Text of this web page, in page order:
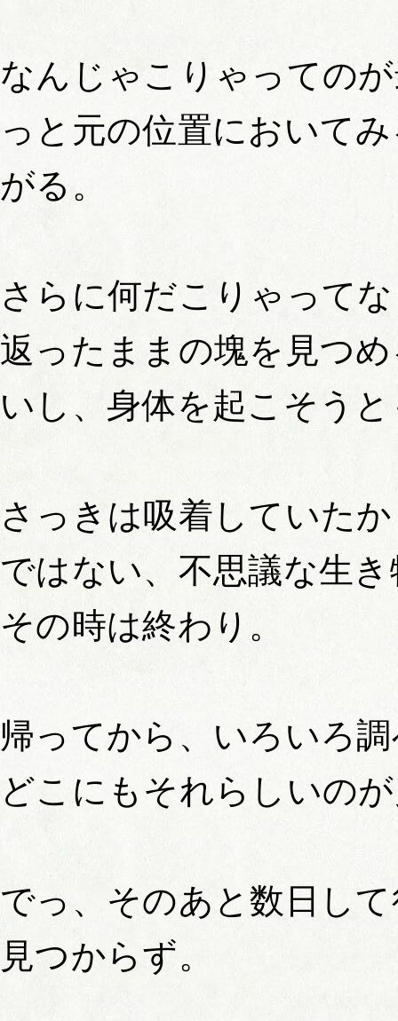
なんじゃこりゃっての
っと元の位置において
がる。
さらに何だこりゃって
返ったままの塊を見つ
いし、身体を起こそう
さっきは吸着していた
ではない、不思議な生
その時は終わり。
帰ってから、いろいろ
どこにもそれらしいの
でっ、そのあと数日し
見つからず。